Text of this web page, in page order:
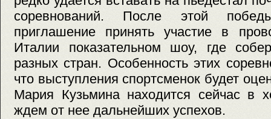
соревнований. После этой
приглашение принять участие в
Италии показательном шоу, где
разных стран. Особенность этих
что выступления спортсменок будет
Мария Кузьмина находится сейчас
ждем от нее дальнейших успехов.